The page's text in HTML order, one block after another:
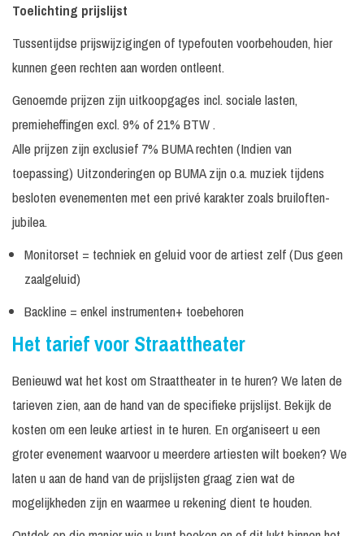
De Magische
Kwakzalver minuten
De Marionette In N.v.t.
De Vogelvrijen
3 x 30 minuten 3 x 30
minuten N.v.t. aanvraag
4 x 30 minuten 4 x 30 Prijs op
De Witte Wensfee In
overleg N.v.t. Prijs op
aanvraag
De Zandtekenaar overleg aanvraag
Dez Lost BMX In Op
Duo Diesel In
overleg
Op
aanvraag
Prijs op
aanvraag
In
overleg N.v.t. Prijs op
aanvraag
Fietsorkest In
overleg
Excl.
techniek /
geluid aanvraag
Toelichting prijslijst
Tussentijdse prijswijzigingen of typefouten voorbehouden, hier
kunnen geen rechten aan worden ontleent.
Genoemde prijzen zijn uitkoopgages incl. sociale lasten,
premieheffingen excl. 9% of 21% BTW .
Alle prijzen zijn exclusief 7% BUMA rechten (Indien van
toepassing) Uitzonderingen op BUMA zijn o.a. muziek tijdens
besloten evenementen met een privé karakter zoals bruiloften-
jubilea.
Monitorset = techniek en geluid voor de artiest zelf (Dus geen
zaalgeluid)
Backline = enkel instrumenten+ toebehoren
Het tarief voor Straattheater
Benieuwd wat het kost om Straattheater in te huren? We laten de
tarieven zien, aan de hand van de specifieke prijslijst. Bekijk de
kosten om een leuke artiest in te huren. En organiseert u een
groter evenement waarvoor u meerdere artiesten wilt boeken? We
laten u aan de hand van de prijslijsten graag zien wat de
mogelijkheden zijn en waarmee u rekening dient te houden.